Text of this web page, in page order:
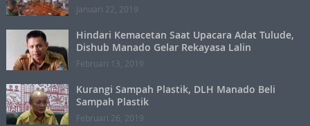
Januari 22, 2019
Hindari Kemacetan Saat Upacara Adat Tulude,
Dishub Manado Gelar Rekayasa Lalin
Februari 13, 2019
Kurangi Sampah Plastik, DLH Manado Beli
Sampah Plastik
Februari 26, 2019